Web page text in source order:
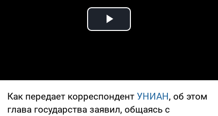
Play Video
Как передает корреспондент УНИАН, об этом
глава государства заявил, общаясь с